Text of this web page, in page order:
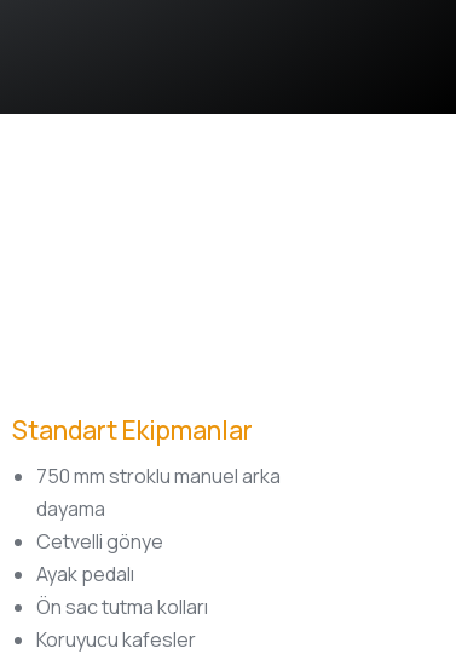
Standart Ekipmanlar
750 mm stroklu manuel arka
dayama
Cetvelli gönye
Ayak pedalı
Ön sac tutma kolları
Koruyucu kafesler